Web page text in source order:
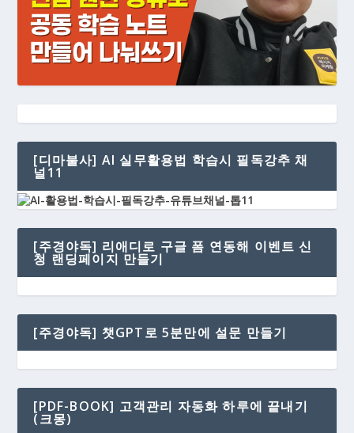
[디마불사] AI 실무활용법 학습시 필독강추 채
널11
[주경야독] 리애디로 구글 폼 연동해 이벤트 신
청 랜딩페이지 만들기
[주경야독] 챗GPT로 5분만에 설문 만들기
[PDF-BOOK] 고객관리 자동화 하루에 끝내기
(크몽)